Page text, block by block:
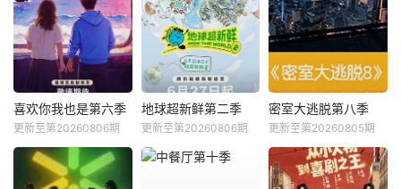
喜欢你我也是第六季
更新至第20260806期
地球超新鲜第二季
更新至第20260806期
密室大逃脱第八季
更新至第20260805期